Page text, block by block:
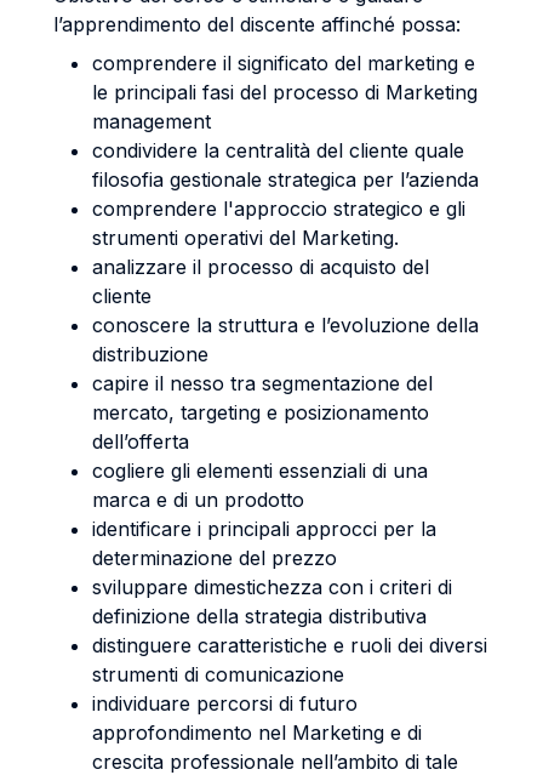
l’apprendimento del discente affinché possa:
comprendere il significato del marketing e
le principali fasi del processo di Marketing
management
condividere la centralità del cliente quale
filosofia gestionale strategica per l’azienda
comprendere l'approccio strategico e gli
strumenti operativi del Marketing.
analizzare il processo di acquisto del
cliente
conoscere la struttura e l’evoluzione della
distribuzione
capire il nesso tra segmentazione del
mercato, targeting e posizionamento
dell’offerta
cogliere gli elementi essenziali di una
marca e di un prodotto
identificare i principali approcci per la
determinazione del prezzo
sviluppare dimestichezza con i criteri di
definizione della strategia distributiva
distinguere caratteristiche e ruoli dei diversi
strumenti di comunicazione
individuare percorsi di futuro
approfondimento nel Marketing e di
crescita professionale nell’ambito di tale